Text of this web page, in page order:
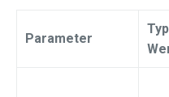
Parameter